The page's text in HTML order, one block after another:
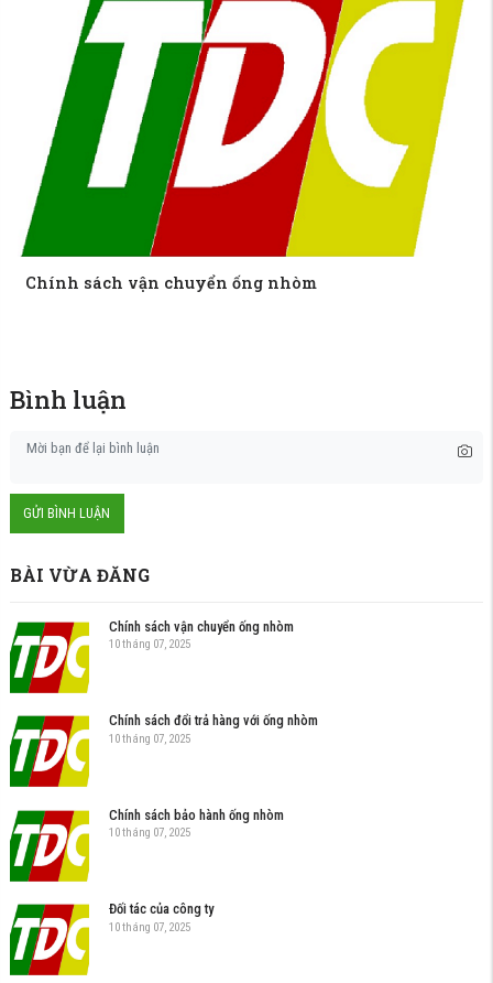
Chính sách vận chuyển ống nhòm
Bình luận
GỬI BÌNH LUẬN
BÀI VỪA ĐĂNG
Chính sách vận chuyển ống nhòm
10 tháng 07, 2025
Chính sách đổi trả hàng với ống nhòm
10 tháng 07, 2025
Chính sách bảo hành ống nhòm
10 tháng 07, 2025
Đối tác của công ty
10 tháng 07, 2025